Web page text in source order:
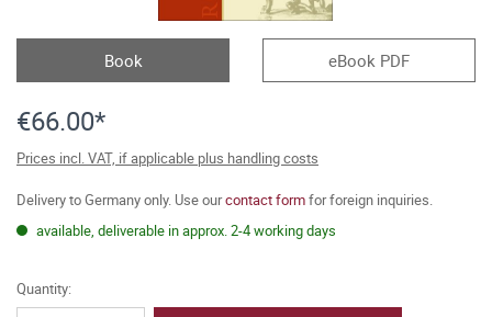
Book eBook PDF
€66.00*
Prices incl. VAT, if applicable plus handling costs
Delivery to Germany only. Use ourcontact formfor foreign inquiries.
available, deliverable in approx. 2-4 working days
Quantity: